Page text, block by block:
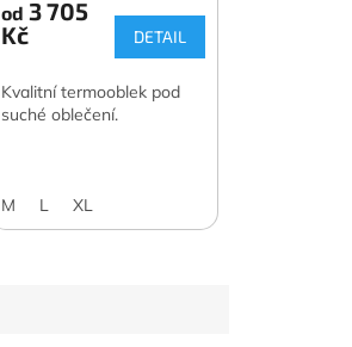
od 3 705
Kč
DETAIL
Kvalitní termooblek pod
suché oblečení.
M L XL